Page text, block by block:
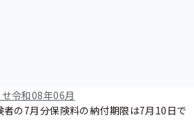
令和08年06月
の7月分保険料の納付期限は7月10日で